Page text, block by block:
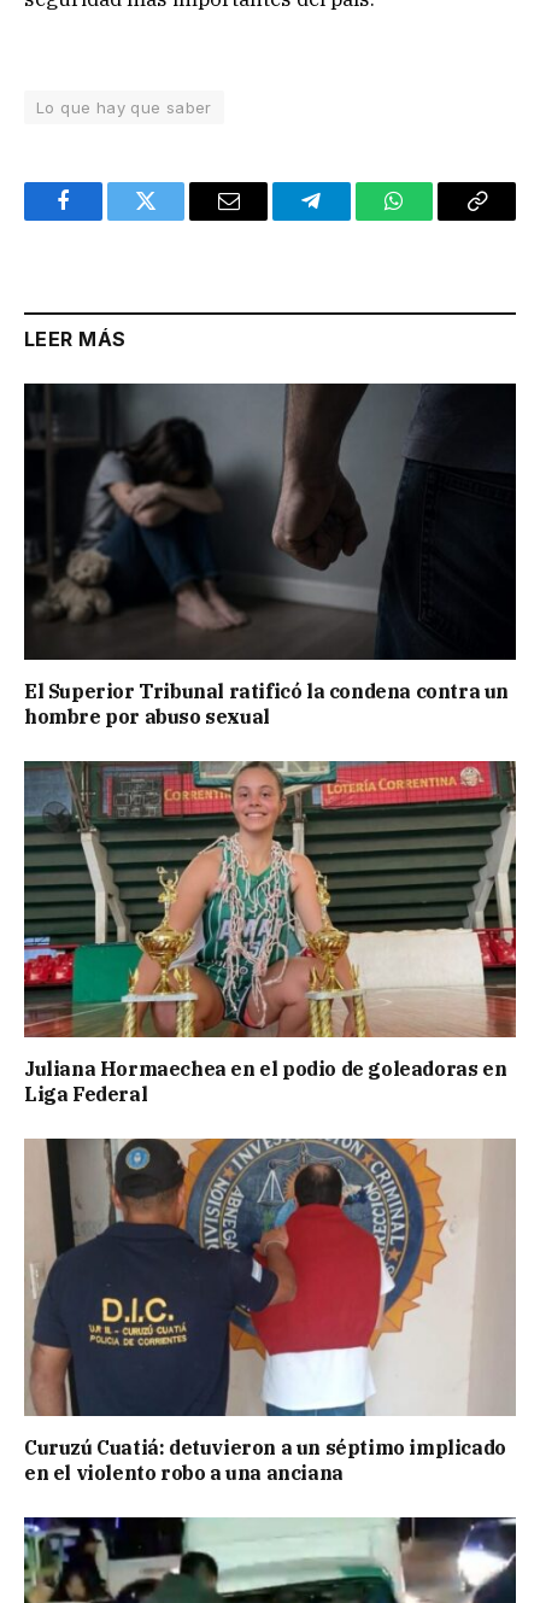
Lo que hay que saber
FacebookTwitter Email TelegramWhatsAppCopy
LEER MÁS
El Superior Tribunal ratificó la condena contra un
hombre por abuso sexual
Juliana Hormaechea en el podio de goleadoras en
Liga Federal
Curuzú Cuatiá: detuvieron a un séptimo implicado
en el violento robo a una anciana